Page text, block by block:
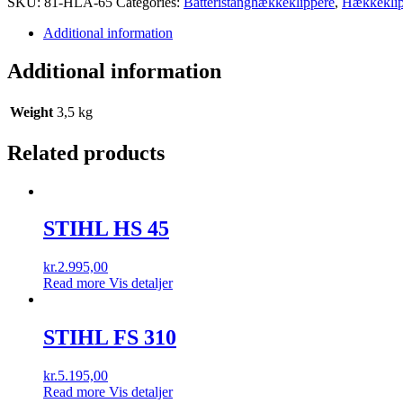
Additional information
Additional information
Weight 3,5 kg
Related products
STIHL HS 45
kr.2.995,00
Read more Vis detaljer
STIHL FS 310
kr.5.195,00
Read more Vis detaljer